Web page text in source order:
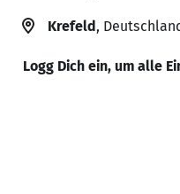
Krefeld,
Logg Dich ein, um alle